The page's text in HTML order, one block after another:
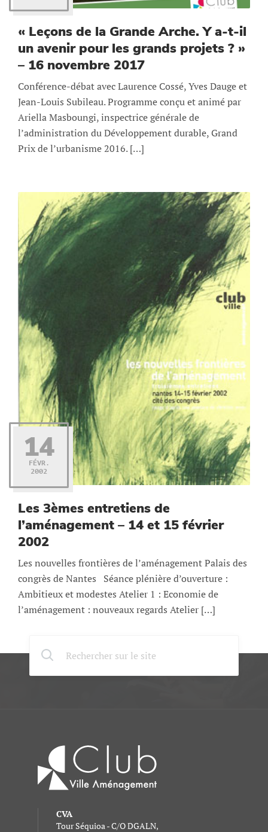
« Leçons de la Grande Arche. Y a-t-il
un avenir pour les grands projets ? »
– 16 novembre 2017
Conférence-débat avec Laurence Cossé, Yves Dauge et
Jean-Louis Subileau. Programme conçu et animé par
Ariella Masboungi, inspectrice générale de
l’administration du Développement durable, Grand
Prix de l’urbanisme 2016. […]
14
FÉVR.
2002
Les 3èmes entretiens de
l’aménagement – 14 et 15 février
2002
Les nouvelles frontières de l’aménagement Palais des
congrès de Nantes Séance plénière d’ouverture :
Ambitieux et modestes Atelier 1 : Economie de
l’aménagement : nouveaux regards Atelier […]
CVA
Tour Séquioa - C/O DGALN,